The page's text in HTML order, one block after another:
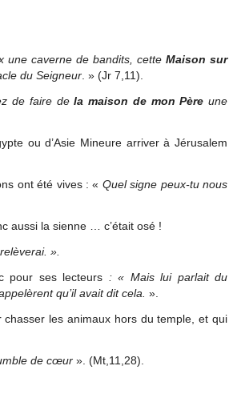
une caverne de bandits, cetteMaison sur
du Seigneur . » (Jr 7,11).
de faire dela maison de mon Pèreune
ou d’Asie Mineure arriver à Jérusalem
ont été vives : « Quel signe peux-tu nous
aussi la sienne … c’était osé !
».
pour ses lecteurs : « Mais lui parlait du
qu’il avait dit cela. ».
les animaux hors du temple, et qui
de cœur ». (Mt,11,28).